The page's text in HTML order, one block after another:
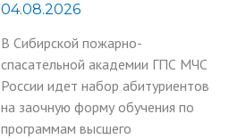
04.08.2026
В Сибирской пожарно-
спасательной академии ГПС МЧС
России идет набор абитуриентов
на заочную форму обучения по
программам высшего